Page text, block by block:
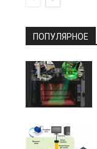
ПОПУЛЯРНОЕ